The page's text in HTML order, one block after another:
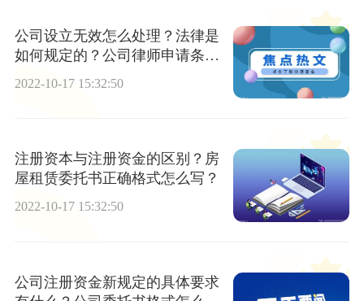
公司设立无效怎么处理？法律是
如何规定的？公司律师申请条件
2022-10-17 15:32:50
注册资本与注册资金的区别？房
屋租赁委托书正确格式怎么写？
2022-10-17 15:32:50
公司注册资金新规定的具体要求